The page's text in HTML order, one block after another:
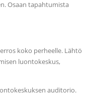
Osaan tapahtumista
koko perheelle. Lähtö
luontokeskus,
auditorio.